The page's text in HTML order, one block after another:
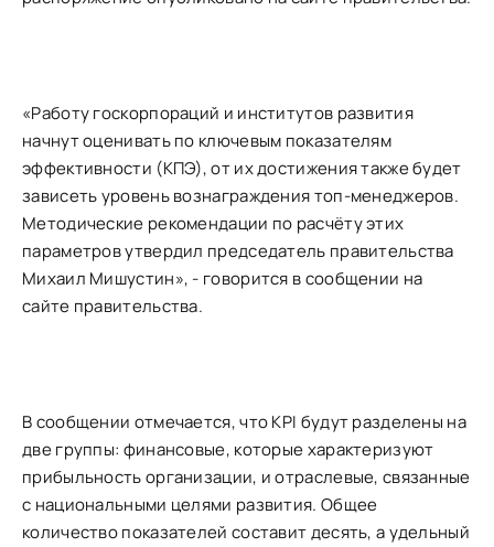
«Работу госкорпораций и институтов развития
начнут оценивать по ключевым показателям
эффективности (КПЭ), от их достижения также будет
зависеть уровень вознаграждения топ-менеджеров.
Методические рекомендации по расчёту этих
параметров утвердил председатель правительства
Михаил Мишустин», - говорится в сообщении на
сайте правительства.
В сообщении отмечается, что KPI будут разделены на
две группы: финансовые, которые характеризуют
прибыльность организации, и отраслевые, связанные
с национальными целями развития. Общее
количество показателей составит десять, а удельный